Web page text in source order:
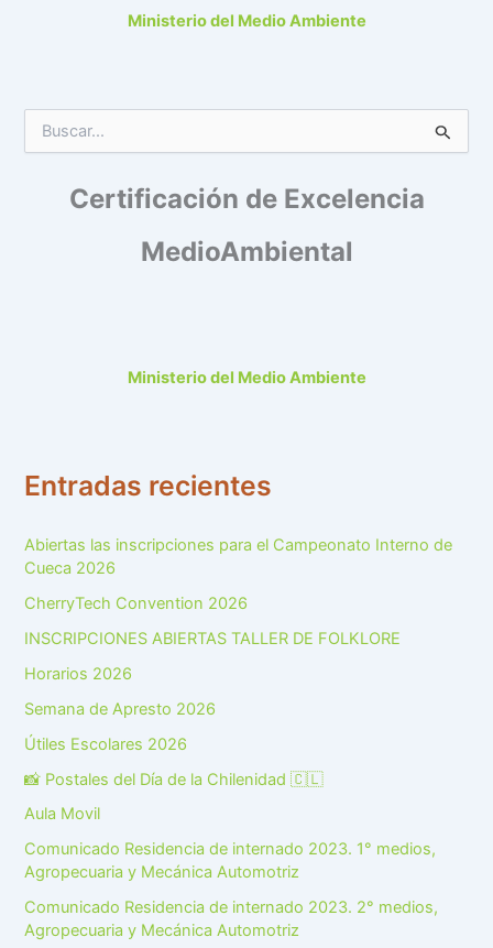
Ministerio del Medio Ambiente
u
Certificación de Excelencia
MedioAmbiental
Ministerio del Medio Ambiente
Entradas recientes
Abiertas las inscripciones para el Campeonato Interno de
Cueca 2026
CherryTech Convention 2026
INSCRIPCIONES ABIERTAS TALLER DE FOLKLORE
Horarios 2026
Semana de Apresto 2026
Útiles Escolares 2026
📸 Postales del Día de la Chilenidad 🇨🇱
Aula Movil
Comunicado Residencia de internado 2023. 1° medios,
Agropecuaria y Mecánica Automotriz
Comunicado Residencia de internado 2023. 2° medios,
Agropecuaria y Mecánica Automotriz